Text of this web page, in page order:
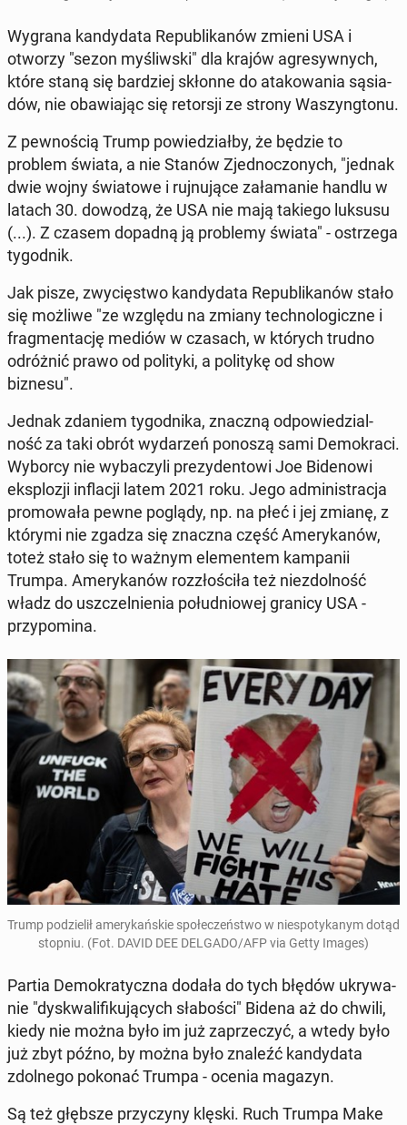
Wygrana kan­dy­da­ta Re­pu­bli­ka­nów zmieni USA i
otworzy "sezon my­śliw­ski" dla krajów agre­syw­nych,
które staną się bar­dziej skłonne do ata­ko­wa­nia są­sia­
dów, nie oba­wia­jąc się re­tor­sji ze strony Wa­szyng­to­nu.
Z pew­no­ścią Trump po­wie­dział­by, że będzie to
problem świata, a nie Stanów Zjed­no­czo­nych, "jednak
dwie wojny świa­to­we i ruj­nu­ją­ce za­ła­ma­nie handlu w
latach 30. dowodzą, że USA nie mają takiego luksusu
(...). Z czasem dopadną ją pro­ble­my świata" - ostrze­ga
ty­go­dnik.
Jak pisze, zwy­cię­stwo kan­dy­da­ta Re­pu­bli­ka­nów stało
się możliwe "ze względu na zmiany tech­no­lo­gicz­ne i
frag­men­ta­cję mediów w czasach, w których trudno
od­róż­nić prawo od po­li­ty­ki, a po­li­ty­kę od show
biznesu".
Jednak zdaniem ty­go­dni­ka, znaczną od­po­wie­dzial­
ność za taki obrót wy­da­rzeń ponoszą sami De­mo­kra­ci.
Wyborcy nie wy­ba­czy­li pre­zy­den­to­wi Joe Bi­de­no­wi
eks­plo­zji in­fla­cji latem 2021 roku. Jego ad­mi­ni­stra­cja
pro­mo­wa­ła pewne poglądy, np. na płeć i jej zmianę, z
którymi nie zgadza się znaczna część Ame­ry­ka­nów,
toteż stało się to ważnym ele­men­tem kam­pa­nii
Trumpa. Ame­ry­ka­nów roz­zło­ści­ła też nie­zdol­ność
władz do uszczel­nie­nia po­łu­dnio­wej granicy USA -
przy­po­mi­na.
Trump po­dzie­lił ame­ry­kań­skie spo­łe­czeń­stwo w nie­spo­ty­ka­nym dotąd
stopniu. (Fot. DAVID DEE DELGADO/AFP via Getty Images)
Partia De­mo­kra­tycz­na dodała do tych błędów ukry­wa­
nie "dys­kwa­li­fi­ku­ją­cych sła­bo­ści" Bidena aż do chwili,
kiedy nie można było im już za­prze­czyć, a wtedy było
już zbyt późno, by można było znaleźć kan­dy­da­ta
zdol­ne­go pokonać Trumpa - ocenia magazyn.
Są też głębsze przy­czy­ny klęski. Ruch Trumpa Make